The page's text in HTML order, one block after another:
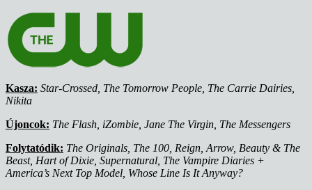
Kasza: Star-Crossed, The Tomorrow People, The Carrie Dairies,
Nikita
Újoncok: The Flash, iZombie, Jane The Virgin, The Messengers
Folytatódik: The Originals, The 100, Reign, Arrow, Beauty & The
Beast, Hart of Dixie, Supernatural, The Vampire Diaries +
America’s Next Top Model, Whose Line Is It Anyway?